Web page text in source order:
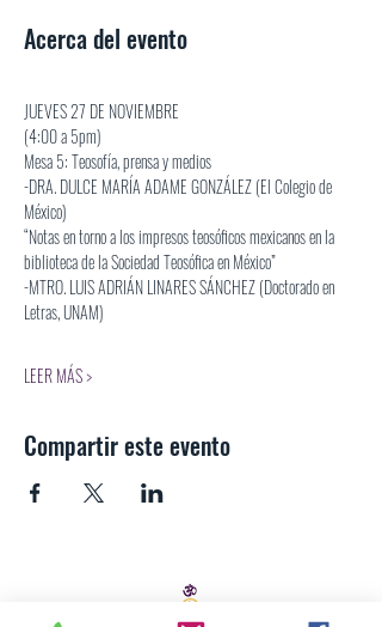
Acerca del evento
JUEVES 27 DE NOVIEMBRE
(4:00 a 5pm)
Mesa 5: Teosofía, prensa y medios
-DRA. DULCE MARÍA ADAME GONZÁLEZ (El Colegio de
México)
“Notas en torno a los impresos teosóficos mexicanos en la
biblioteca de la Sociedad Teosófica en México”
-MTRO. LUIS ADRIÁN LINARES SÁNCHEZ (Doctorado en
Letras, UNAM)
LEER MÁS >
Compartir este evento